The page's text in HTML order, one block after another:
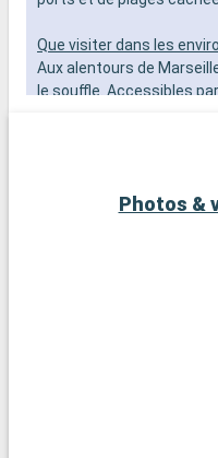
Que visiter dans les
Aux alentours de
le souffle. Accessibles
emblématiques. À
Photos &